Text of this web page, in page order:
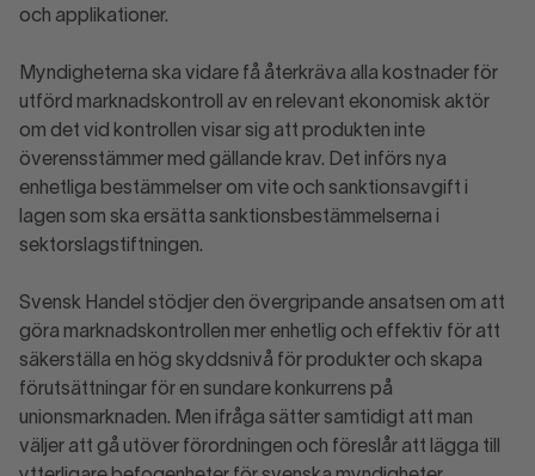
och applikationer.
Myndigheterna ska vidare få återkräva alla kostnader för
utförd marknadskontroll av en relevant ekonomisk aktör
om det vid kontrollen visar sig att produkten inte
överensstämmer med gällande krav. Det införs nya
enhetliga bestämmelser om vite och sanktionsavgift i
lagen som ska ersätta sanktionsbestämmelserna i
sektorslagstiftningen.
Svensk Handel stödjer den övergripande ansatsen om att
göra marknadskontrollen mer enhetlig och effektiv för att
säkerställa en hög skyddsnivå för produkter och skapa
förutsättningar för en sundare konkurrens på
unionsmarknaden. Men ifråga sätter samtidigt att man
väljer att gå utöver förordningen och föreslår att lägga till